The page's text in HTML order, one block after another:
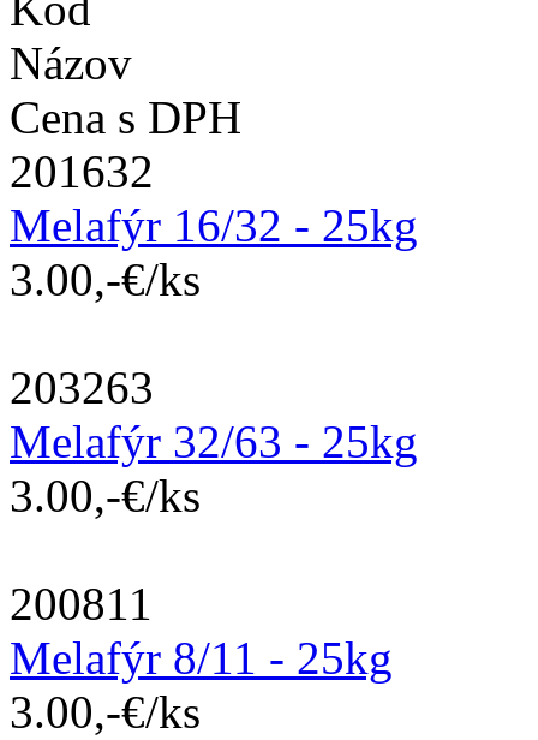
Názov
Cena s DPH
201632
Melafýr 16/32 - 25kg
3.00,-€/ks
203263
Melafýr 32/63 - 25kg
3.00,-€/ks
200811
Melafýr 8/11 - 25kg
3.00,-€/ks